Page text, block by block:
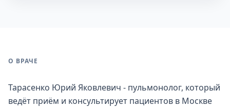
О ВРАЧЕ
Тарасенко Юрий Яковлевич - пульмонолог, который
ведёт приём и консультирует пациентов в Москве